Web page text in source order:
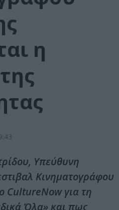
η
Υπεύθυνη
Κινηματογράφου
CultureNow για τη
Όλα» και πως